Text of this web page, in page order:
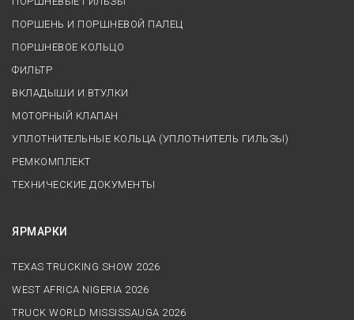
ПОРШЕНЬ И ПОРШНЕВОЙ ПАЛЕЦ
ПОРШНЕВОЕ КОЛЬЦО
ФИЛЬТР
ВКЛАДЫШИ И ВТУЛКИ
МОТОРНЫЙ КЛАПАН
УПЛОТНИТЕЛЬНЫЕ КОЛЬЦА (УПЛОТНИТЕЛЬ ГИЛЬЗЫ)
РЕМКОМПЛЕКТ
ТЕХНИЧЕСКИЕ ДОКУМЕНТЫ
ЯРМАРКИ
TEXAS TRUCKING SHOW 2026
WEST AFRICA NIGERIA 2026
TRUCK WORLD MISSISSAUGA 2026